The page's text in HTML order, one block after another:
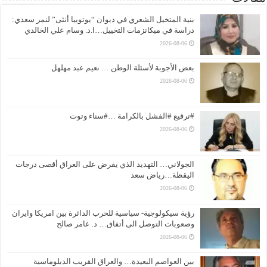
بنية المتخيل الشعري في ديوان “يوتوبيا أنثى” لنمر سعدي:
دراسة في ميكانزمات التخييل…ا.د. وسام علي الخالدي
2026-08-06
بعض الأجوبة لأسئلة الوطن … نعيم عبد مهلهل
2026-08-06
#ترقيع #الفشل بالكرامة …#سناء وتوت
2026-08-06
الجولاني… التهديد الذي يفرض على العراق أقصى درجات
اليقظة…رياض سعد
2026-08-06
رؤية سيكولوجية- سياسية للحرب الدائرة بين امريكا وايران
وصعوبات التوصل الى أتفاق… د. عامر صالح
2026-08-06
بين العواصم البعيدة… والعراق القريب الدبلوماسية